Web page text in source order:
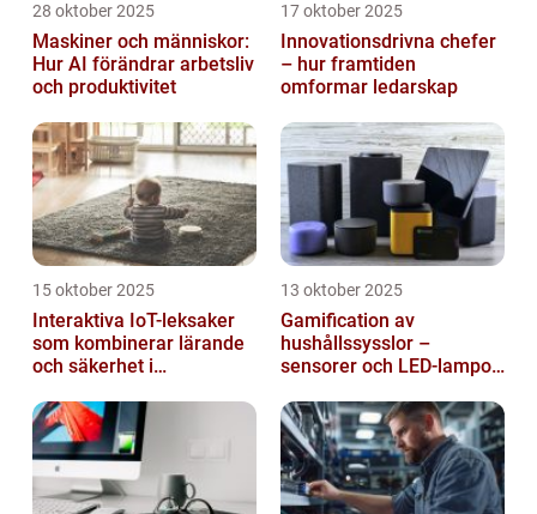
28 oktober 2025
Maskiner och människor:
Hur AI förändrar arbetsliv
och produktivitet
17 oktober 2025
Innovationsdrivna chefer
– hur framtiden
omformar ledarskap
15 oktober 2025
Interaktiva IoT-leksaker
som kombinerar lärande
och säkerhet i
13 oktober 2025
Gamification av
hushållssysslor –
sensorer och LED-lampor